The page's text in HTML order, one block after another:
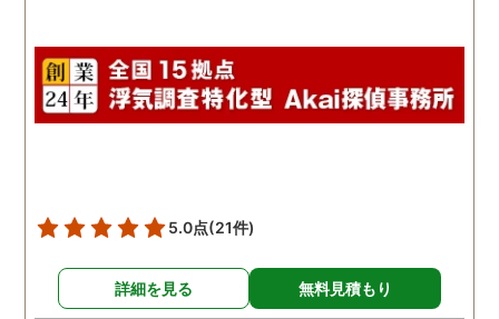
5.0点(21件)
詳細を見る 無料見積もり